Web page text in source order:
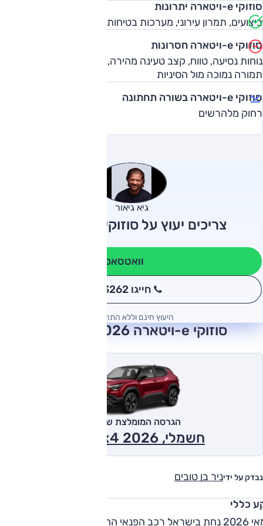
סוזוקי e-ויטארה יתרונות
ביצועים, תמרון עירוני, מערכות בטיחות, תפעול, אבזור
סוזוקי e-ויטארה חסרונות
נוחות נסיעה, טווח, קצב טעינה מהירה, מרווח ראש מאחור,
תמורה נמוכה מול הסיניות
סוזוקי e-ויטארה בשורה תחתונה
רחוק מלהרשים
גיא גיאור
צריכים יעוץ על סוזוקי e-ויטארה?
וואטסאפ
חייגו 3262
היעוץ חינם וללא התחייבות
סוזוקי e-ויטארה 2026 חוות דעת
נבדק על ידיניר בן טובים
הגרסה המומלצת של אוטו
חשמלי, GLX ,2x4 2026
כללי